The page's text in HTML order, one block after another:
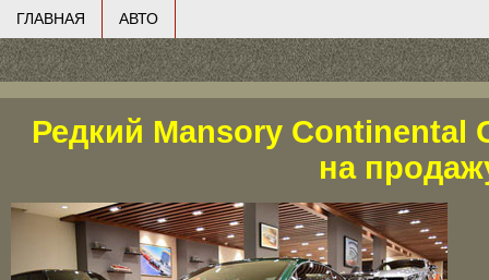
ГЛАВНАЯ АВТО
Редкий Mansory Continental
на